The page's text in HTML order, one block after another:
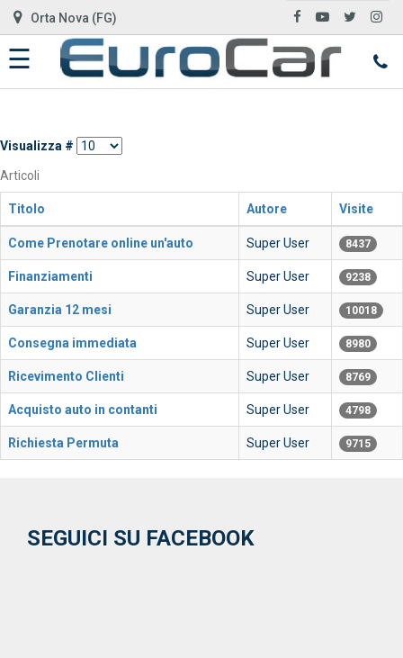
Orta Nova (FG)
☰
HOME
IN
ARRIVO
CHI
SIAMO
SERVIZI
DOVE
SIAMO
AUTO
VENDUTE
Visualizza #
Articoli
Titolo Autore Visite
Come Prenotare online un'auto Super User 8437
Finanziamenti Super User 9238
Garanzia 12 mesi Super User 10018
Consegna immediata Super User 8980
Ricevimento Clienti Super User 8769
Acquisto auto in contanti Super User 4798
Richiesta Permuta Super User 9715
SEGUICI SU FACEBOOK